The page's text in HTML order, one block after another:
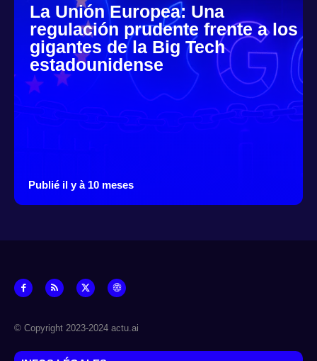
La Unión Europea: Una
regulación prudente frente a los
gigantes de la Big Tech
estadounidense
Publié il y à 10 meses
© Copyright 2023-2024 actu.ai